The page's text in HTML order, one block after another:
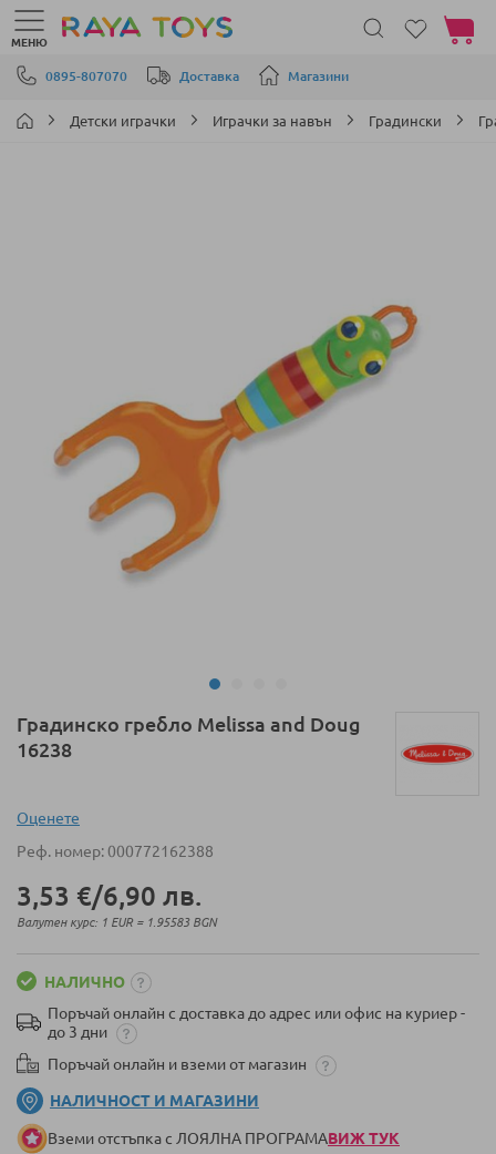
Прескачане към съдържанието
0895-807070 Доставка Магазини
МЕНЮ
Моята
Детски играчки Играчки за навън Градински
Преминете
към
галерия
снимки
Градинско гребло Melissa and Doug
16238
Оценeте
Реф. номер 000772162388
3,53 €/6,90 лв.
Валутен курс: 1 EUR = 1.95583 BGN
НАЛИЧНО
Поръчай онлайн с доставка до адрес или офис на куриер -
до 3 дни
Поръчай онлайн и вземи от магазин
НАЛИЧНОСТ И МАГАЗИНИ
Вземи отстъпка с ЛОЯЛНА ПРОГРАМАВИЖ ТУК